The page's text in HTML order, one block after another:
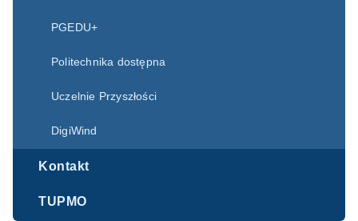
PGEDU+
Politechnika dostępna
Uczelnie Przyszłości
DigiWind
Kontakt
TUPMO